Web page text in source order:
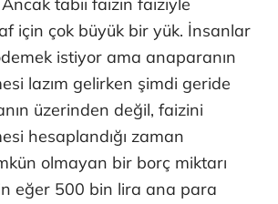
tabii faizin faiziyle
için çok büyük bir yük. İnsanlar
istiyor ama anaparanın
lazım gelirken şimdi geride
üzerinden değil, faizini
hesaplandığı zaman
olmayan bir borç miktarı
eğer 500 bin lira ana para